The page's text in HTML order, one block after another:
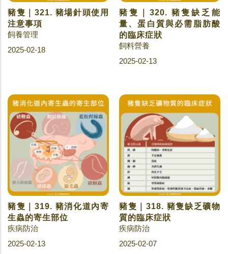
豬隻｜321. 豬場針頭使用
注意事項
飼養管理
2025-02-18
豬隻｜320. 豬隻缺乏能
量、蛋白質與必需脂肪酸
的臨床症狀
飼料營養
2025-02-13
豬隻｜319. 豬消化道內寄
生蟲的寄生部位
疾病防治
2025-02-13
豬隻｜318. 豬隻缺乏礦物
質的臨床症狀
疾病防治
2025-02-07